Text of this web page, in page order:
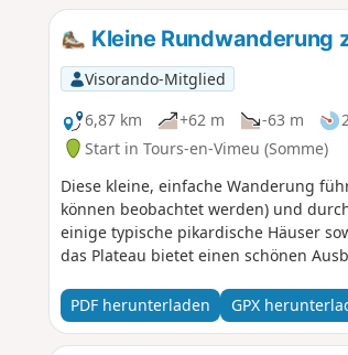
Kleine Rundwanderung
Visorando-Mitglied
6,87 km
+62 m -63 m
Start in Tours-en-Vimeu (Somme)
Diese kleine, einfache Wanderung
können beobachtet werden) und
einige typische pikardische Häuser
das Plateau bietet einen schönen
PDF herunterladen GPX